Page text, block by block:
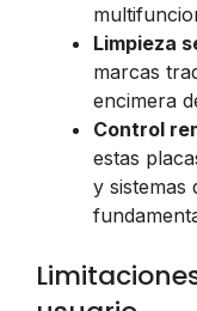
Limpieza
marcas
encimera
Control
estas
y sistemas